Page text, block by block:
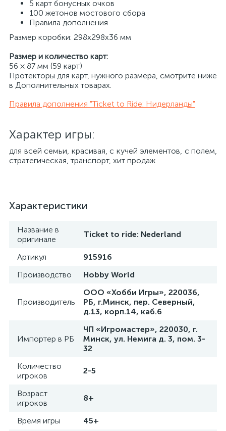
5 карт бонусных очков
100 жетонов мостового сбора
Правила дополнения
Размер коробки: 298x298x36 мм
Размер и количество карт:
56 × 87 мм (59 карт)
Протекторы для карт, нужного размера, смотрите ниже
в Дополнительных товарах.
Правила дополнения "Ticket to Ride: Нидерланды"
Характер игры:​
для всей семьи, красивая, с кучей элементов, с полем,
стратегическая, транспорт, хит продаж
Характеристики
Название в
оригинале
Ticket to ride: Nederland
Артикул
915916
Производство
Hobby World
Производитель
ООО «Хобби Игры», 220036,
РБ, г.Минск, пер. Северный,
д.13, корп.14, каб.6
Импортер в РБ
ЧП «Игромастер», 220030, г.
Минск, ул. Немига д. 3, пом. 3-
32
Количество
игроков
2-5
Возраст
игроков
8+
Время игры
45+